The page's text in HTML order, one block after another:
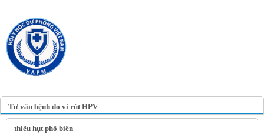
Tư vấn bệnh do vi rút HPV
thiếu hụt phổ biến